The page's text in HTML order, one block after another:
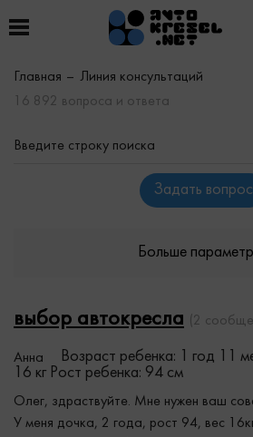
Главная
Линия консультаций
16 892 вопроса и ответа
Задать вопрос
Больше
выбор автокресла (2
Анна Возраст ребенка: 1 год 11
16 кг Рост ребенка: 94 см
Олег, здраствуйте. Мне нужен ваш
У меня дочка, 2 года, рост 94, вес